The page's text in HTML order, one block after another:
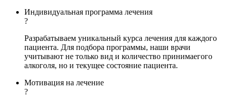
Индивидуальная программа лечения
?
Разрабатываем уникальный курса лечения для каждого
пациента. Для подбора программы, наши врачи
учитывают не только вид и количество принимаегого
алкоголя, но и текущее состояние пациента.
Мотивация на лечение
?